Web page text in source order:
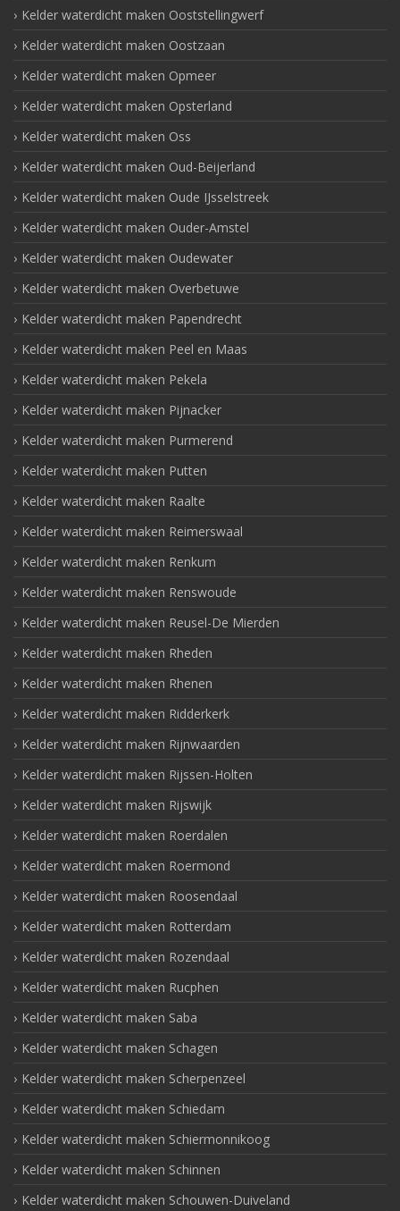
Kelder waterdicht maken Ooststellingwerf
Kelder waterdicht maken Oostzaan
Kelder waterdicht maken Opmeer
Kelder waterdicht maken Opsterland
Kelder waterdicht maken Oss
Kelder waterdicht maken Oud-Beijerland
Kelder waterdicht maken Oude IJsselstreek
Kelder waterdicht maken Ouder-Amstel
Kelder waterdicht maken Oudewater
Kelder waterdicht maken Overbetuwe
Kelder waterdicht maken Papendrecht
Kelder waterdicht maken Peel en Maas
Kelder waterdicht maken Pekela
Kelder waterdicht maken Pijnacker
Kelder waterdicht maken Purmerend
Kelder waterdicht maken Putten
Kelder waterdicht maken Raalte
Kelder waterdicht maken Reimerswaal
Kelder waterdicht maken Renkum
Kelder waterdicht maken Renswoude
Kelder waterdicht maken Reusel-De Mierden
Kelder waterdicht maken Rheden
Kelder waterdicht maken Rhenen
Kelder waterdicht maken Ridderkerk
Kelder waterdicht maken Rijnwaarden
Kelder waterdicht maken Rijssen-Holten
Kelder waterdicht maken Rijswijk
Kelder waterdicht maken Roerdalen
Kelder waterdicht maken Roermond
Kelder waterdicht maken Roosendaal
Kelder waterdicht maken Rotterdam
Kelder waterdicht maken Rozendaal
Kelder waterdicht maken Rucphen
Kelder waterdicht maken Saba
Kelder waterdicht maken Schagen
Kelder waterdicht maken Scherpenzeel
Kelder waterdicht maken Schiedam
Kelder waterdicht maken Schiermonnikoog
Kelder waterdicht maken Schinnen
Kelder waterdicht maken Schouwen-Duiveland